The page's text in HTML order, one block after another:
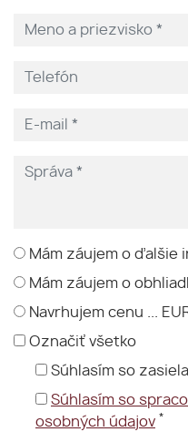
Mám záujem o ďalšie
Mám záujem o
Navrhujem cenu ...
Označiť všetko
Súhlasím so
Súhlasím so
osobných údajov *